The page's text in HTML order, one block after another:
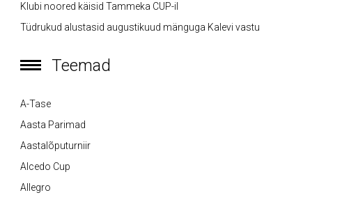
Klubi noored käisid Tammeka CUP-il
Tüdrukud alustasid augustikuud mänguga Kalevi vastu
Teemad
A-Tase
Aasta Parimad
Aastalõputurniir
Alcedo Cup
Allegro